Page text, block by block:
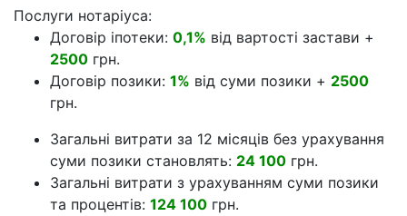
Послуги нотаріуса:
Договір іпотеки: 0,1% від вартості застави +
2500 грн.
Договір позики: 1% від суми позики + 2500
грн.
Загальні витрати за 12 місяців без урахування
суми позики становлять: 24 100 грн.
Загальні витрати з урахуванням суми позики
та процентів: 124 100 грн.